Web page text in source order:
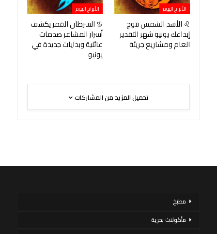
الأبراج اليوم
♌ الأسد الشمس تتوج
إبداعك يونيو شهر التقدير
العام ومشاريع جريئة
الأبراج اليوم
♋ السرطان القمر يكشف
أسرار المشاعر صدمات
عائلية وبدايات جديدة في
يونيو
تحميل المزيد من المشاركات
مطبخ
مأكولات بحرية